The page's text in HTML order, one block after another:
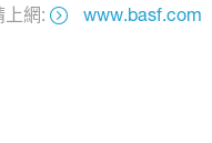
上網:
www.basf.com